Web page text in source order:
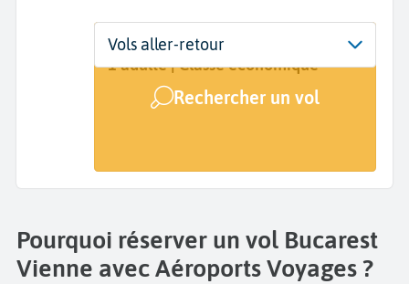
Départ
Bucarest (BUH)
Dates
Dates de votre voyage
Voyageurs | Classe
1 adulte | Classe économique
Rechercher un vol
Vols aller-retour
Pourquoi réserver un vol Bucarest
Vienne avec Aéroports Voyages ?